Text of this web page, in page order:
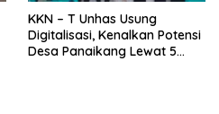
KKN – T Unhas Usung
Digitalisasi, Kenalkan Potensi
Desa Panaikang Lewat 5